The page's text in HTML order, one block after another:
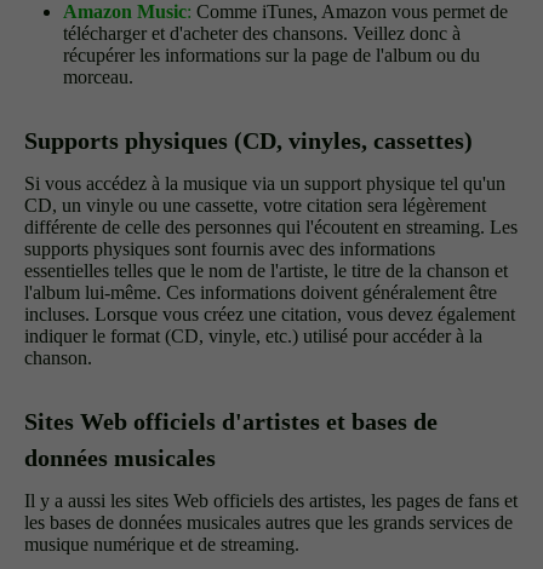
Amazon Music: Comme iTunes, Amazon vous permet de
télécharger et d'acheter des chansons. Veillez donc à
récupérer les informations sur la page de l'album ou du
morceau.
Supports physiques (CD, vinyles, cassettes)
Si vous accédez à la musique via un support physique tel qu'un
CD, un vinyle ou une cassette, votre citation sera légèrement
différente de celle des personnes qui l'écoutent en streaming. Les
supports physiques sont fournis avec des informations
essentielles telles que le nom de l'artiste, le titre de la chanson et
l'album lui-même. Ces informations doivent généralement être
incluses. Lorsque vous créez une citation, vous devez également
indiquer le format (CD, vinyle, etc.) utilisé pour accéder à la
chanson.
Sites Web officiels d'artistes et bases de
données musicales
Il y a aussi les sites Web officiels des artistes, les pages de fans et
les bases de données musicales autres que les grands services de
musique numérique et de streaming.